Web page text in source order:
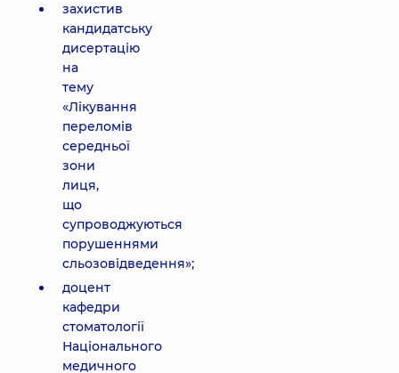
захистив
кандидатську
дисертацію
на
тему
«Лікування
переломів
середньої
зони
лиця,
що
супроводжуються
порушеннями
сльозовідведення»;
доцент
кафедри
стоматології
Національного
медичного